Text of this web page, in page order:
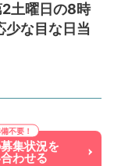
土曜日の8時
な目な日当
集状況を
わせる